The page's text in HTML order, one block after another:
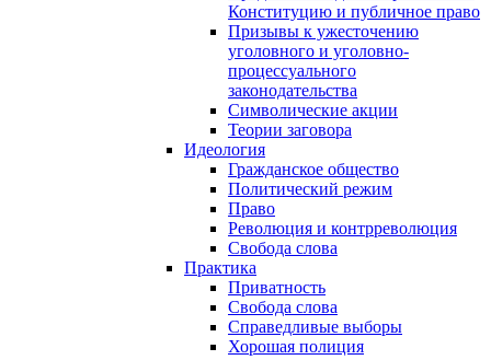
Конституцию и публичное право
Призывы к ужесточению
уголовного и уголовно-
процессуального
законодательства
Символические акции
Теории заговора
Идеология
Гражданское общество
Политический режим
Право
Революция и контрреволюция
Свобода слова
Практика
Приватность
Свобода слова
Справедливые выборы
Хорошая полиция